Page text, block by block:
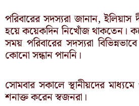
পরিবারের সদস্যরা জানান, ইলিয়াস
হয়ে কয়েকদিন নিখোঁজ থাকতেন।
সময় পরিবারের সদস্যরা
কোনো সন্ধান পাননি।
সোমবার সকালে স্থানীয়দের
শনাক্ত করেন স্বজনরা।